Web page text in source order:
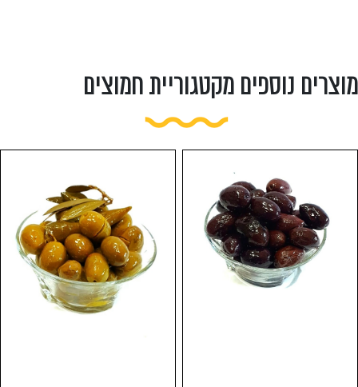
מוצרים נוספים מקטגוריית חמוצים